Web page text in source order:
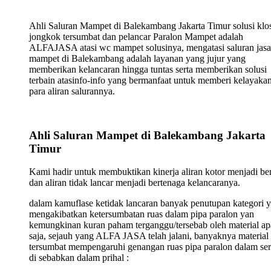
Ahli Saluran Mampet di Balekambang Jakarta Timur solusi
jongkok tersumbat dan pelancar Paralon Mampet adalah
ALFAJASA atasi wc mampet solusinya, mengatasi saluran jasa
mampet di Balekambang adalah layanan yang jujur yang
memberikan kelancaran hingga tuntas serta memberikan solusi
terbain atasinfo-info yang bermanfaat untuk memberi
para aliran salurannya.
Ahli Saluran Mampet di Balekambang Jakarta
Timur
Kami hadir untuk membuktikan kinerja aliran kotor menjadi
dan aliran tidak lancar menjadi bertenaga kelancaranya.
dalam kamuflase ketidak lancaran banyak penutupan kategori
mengakibatkan ketersumbatan ruas dalam pipa paralon yan
kemungkinan kuran paham terganggu/tersebab oleh material
saja, sejauh yang ALFA JASA telah jalani, banyaknya material
tersumbat mempengaruhi genangan ruas pipa paralon dalam
di sebabkan dalam prihal :